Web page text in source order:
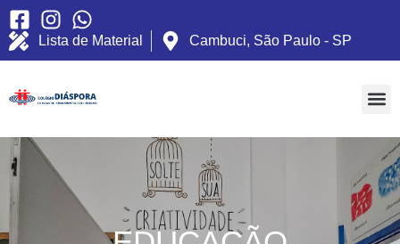
Lista de Material Cambuci, São Paulo - SP